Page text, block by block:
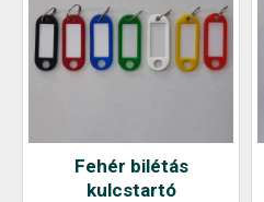
Fehér bilétás
kulcstartó